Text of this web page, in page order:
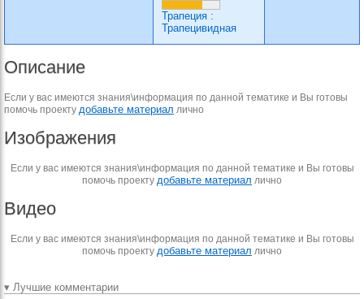
Трапеция :
Трапецивидная
Описание
Если у вас имеются знания\информация по данной тематике и Вы готовы
помочь проекту добавьте материал лично
Изображения
Если у вас имеются знания\информация по данной тематике и Вы готовы
помочь проекту добавьте материал лично
Видео
Если у вас имеются знания\информация по данной тематике и Вы готовы
помочь проекту добавьте материал лично
▾ Лучшие комментарии